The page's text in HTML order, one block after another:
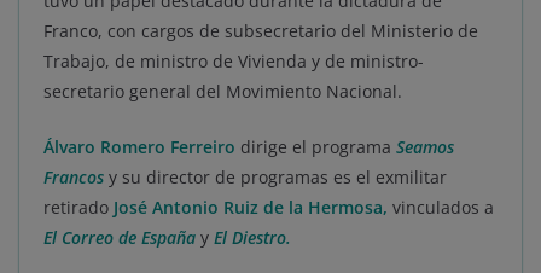
Franco, con cargos de subsecretario del Ministerio de
Trabajo, de ministro de Vivienda y de ministro-
secretario general del Movimiento Nacional.
Álvaro Romero Ferreiro dirige el programa Seamos
Francos y su director de programas es el exmilitar
retirado José Antonio Ruiz de la Hermosa, vinculados a
El Correo de España y El Diestro.